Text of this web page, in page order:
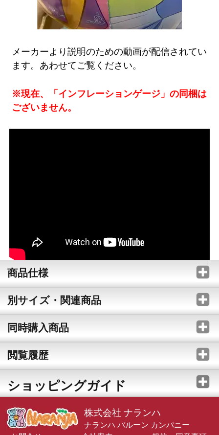
メーカーより説明のための動画が配信されてい
ます。あわせてご覧ください。
※現在、「インフレーションゲージ」の同梱は
ございません。
商品仕様
別サイズ・関連商品
同時購入商品
閲覧履歴
ショッピングガイド
株式会社 ナランハ
ナランハ バルーン カンパニー